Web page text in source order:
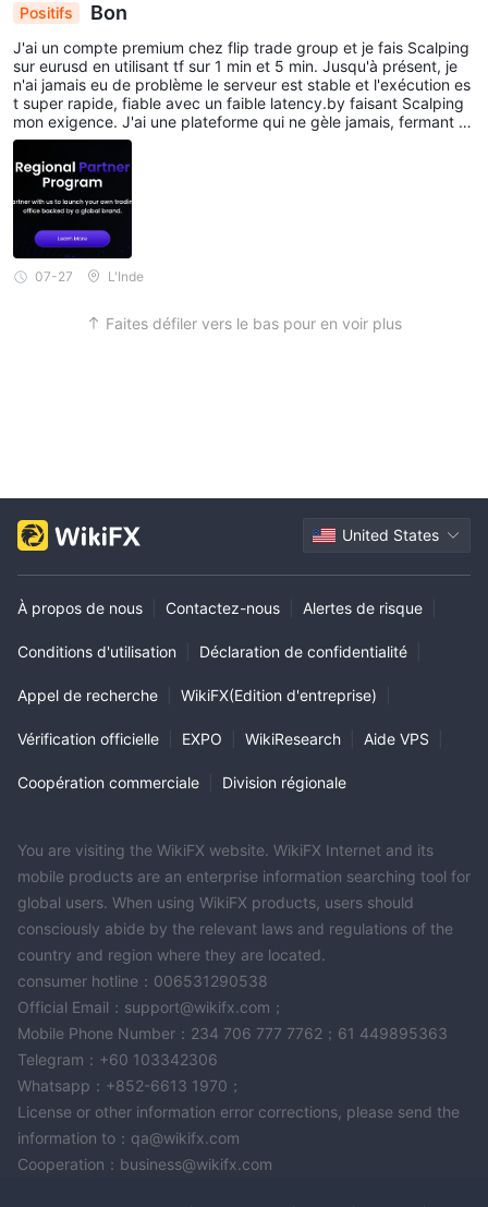
Positifs Bon
J'ai un compte premium chez flip trade group et je fais Scalping
sur eurusd en utilisant tf sur 1 min et 5 min. Jusqu'à présent, je
n'ai jamais eu de problème le serveur est stable et l'exécution es
t super rapide, fiable avec un faible latency.by faisant Scalping
mon exigence. J'ai une plateforme qui ne gèle jamais, fermant m
a position sans trop de glissement et sans trop de Slippage et e
n quelques secondes avec flip trade group tout cela est possible
et grâce à un faible Spread et commission je peux travailler avec
un bon avantage en utilisant des stratégies de trading avec une
faible espérance comme well.btw J'ai vu sur leur site qu'ils ont g
agné un prix en tant que meilleur trading Forex condition.je le re
commande définitivement 🍂
07-27 L'Inde
Faites défiler vers le bas pour en voir plus
United States
À propos de nous Contactez-nous Alertes de risque
Conditions d'utilisation Déclaration de confidentialité
Appel de recherche WikiFX(Edition d'entreprise)
Vérification officielle EXPO WikiResearch Aide VPS
Coopération commerciale Division régionale
You are visiting the WikiFX website. WikiFX Internet and its
mobile products are an enterprise information searching tool for
global users. When using WikiFX products, users should
consciously abide by the relevant laws and regulations of the
country and region where they are located.
consumer hotline：006531290538
Official Email：support@wikifx.com；
Mobile Phone Number：234 706 777 7762；61 449895363
Telegram：+60 103342306
Whatsapp：+852-6613 1970；
License or other information error corrections, please send the
information to：qa@wikifx.com
Cooperation：business@wikifx.com